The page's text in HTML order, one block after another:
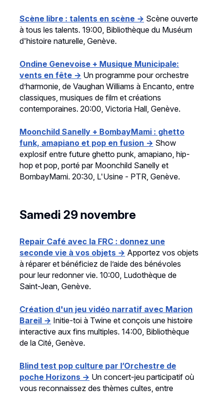
Scène libre : talents en scène → Scène ouverte
à tous les talents. 19:00, Bibliothèque du Muséum
d'histoire naturelle, Genève.
Ondine Genevoise + Musique Municipale:
vents en fête → Un programme pour orchestre
d’harmonie, de Vaughan Williams à Encanto, entre
classiques, musiques de film et créations
contemporaines. 20:00, Victoria Hall, Genève.
Moonchild Sanelly + BombayMami : ghetto
funk, amapiano et pop en fusion → Show
explosif entre future ghetto punk, amapiano, hip-
hop et pop, porté par Moonchild Sanelly et
BombayMami. 20:30, L'Usine - PTR, Genève.
Samedi 29 novembre
Repair Café avec la FRC : donnez une
seconde vie à vos objets → Apportez vos objets
à réparer et bénéficiez de l’aide des bénévoles
pour leur redonner vie. 10:00, Ludothèque de
Saint-Jean, Genève.
Création d'un jeu vidéo narratif avec Marion
Bareil → Initie-toi à Twine et conçois une histoire
interactive aux fins multiples. 14:00, Bibliothèque
de la Cité, Genève.
Blind test pop culture par l’Orchestre de
poche Horizons → Un concert-jeu participatif où
vous reconnaissez des thèmes cultes, entre